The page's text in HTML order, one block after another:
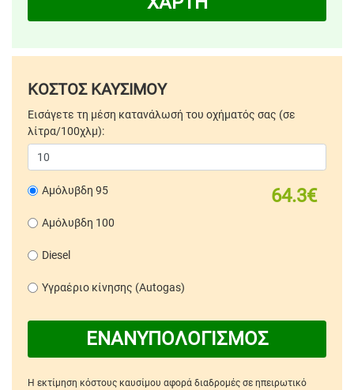
ΚΟΣΤΟΣ ΚΑΥΣΙΜΟΥ
Εισάγετε τη μέση κατανάλωσή του οχήματός σας (σε
λίτρα/100χλμ):
64.3€
Αμόλυβδη 95
Αμόλυβδη 100
Diesel
Υγραέριο κίνησης (Autogas)
ΕΝΑΝΥΠΟΛΟΓΙΣΜΟΣ
Η εκτίμηση κόστους καυσίμου αφορά διαδρομές σε ηπειρωτικό